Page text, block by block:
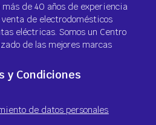
más de 40 años de experiencia
de electrodomésticos
eléctricas. Somos un Centro
de las mejores marcas
y Condiciones
de datos personales